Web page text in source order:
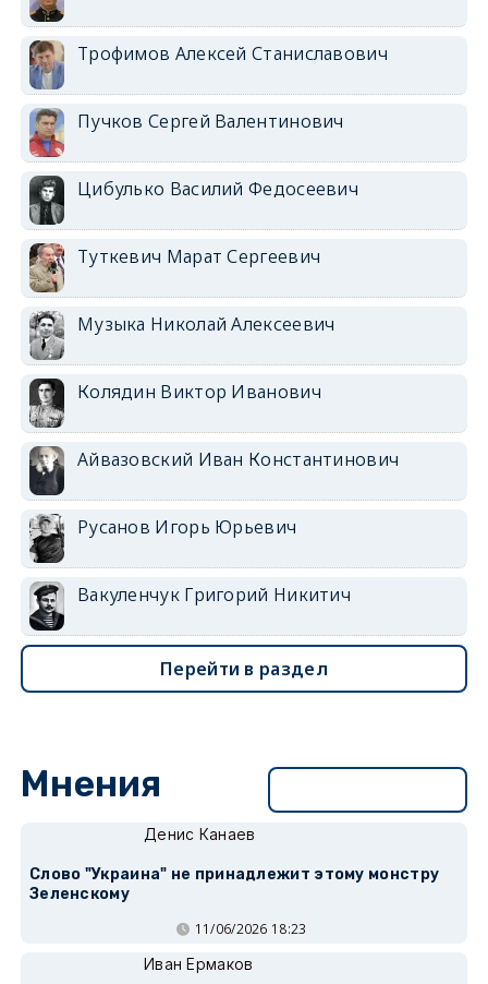
Трофимов Алексей Станиславович
Пучков Сергей Валентинович
Цибулько Василий Федосеевич
Туткевич Марат Сергеевич
Музыка Николай Алексеевич
Колядин Виктор Иванович
Айвазовский Иван Константинович
Русанов Игорь Юрьевич
Вакуленчук Григорий Никитич
Перейти в раздел
Мнения
Денис Канаев
Слово "Украина" не принадлежит этому монстру
Зеленскому
11/06/2026 18:23
Иван Ермаков